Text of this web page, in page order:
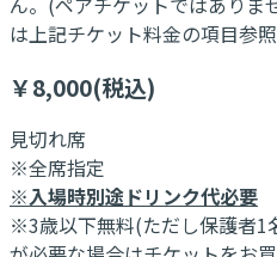
は上記チケット料金の項目参
￥8,000(税込)
見切れ席
※全席指定
※入場時別途ドリンク代必要
※3歳以下無料(ただし保護者1